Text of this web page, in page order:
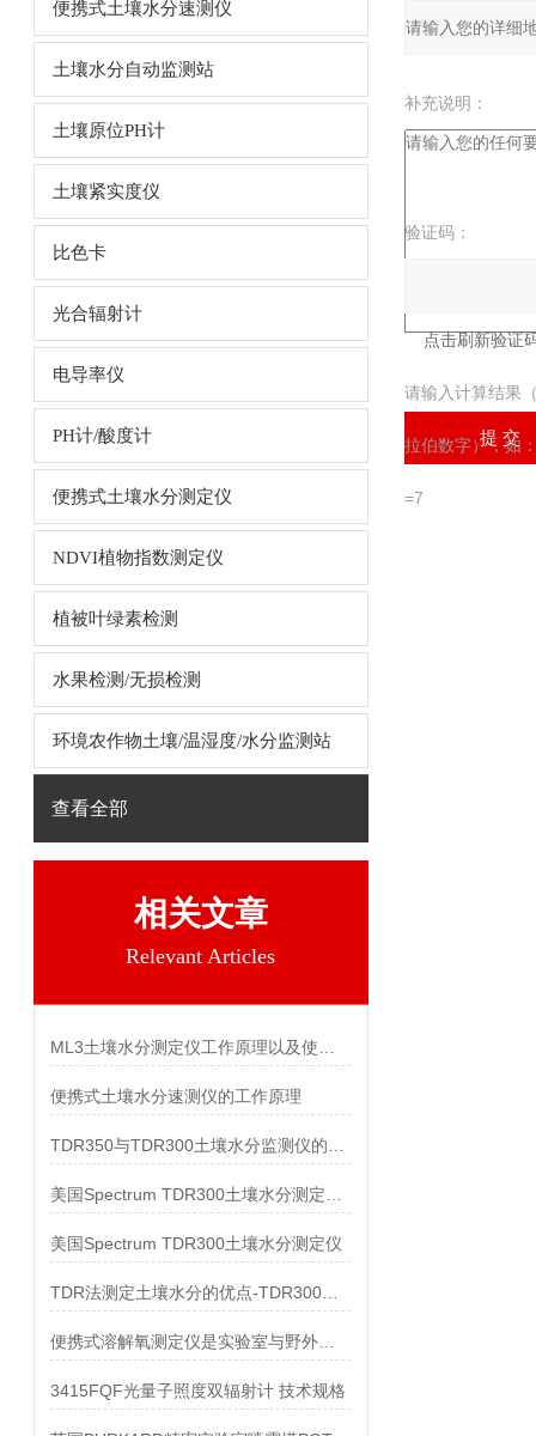
便携式土壤水分速测仪
土壤水分自动监测站
土壤原位PH计
土壤紧实度仪
比色卡
光合辐射计
电导率仪
PH计/酸度计
便携式土壤水分测定仪
NDVI植物指数测定仪
植被叶绿素检测
水果检测/无损检测
环境农作物土壤/温湿度/水分监测站
查看全部
相关文章
Relevant Articles
便携式土壤水分速测仪的工作原理
美国Spectrum TDR300土壤水分测定仪
3415FQF光量子照度双辐射计 技术规格
补充说明：
验证码：
请输入计算结果
拉伯数字），如
=7